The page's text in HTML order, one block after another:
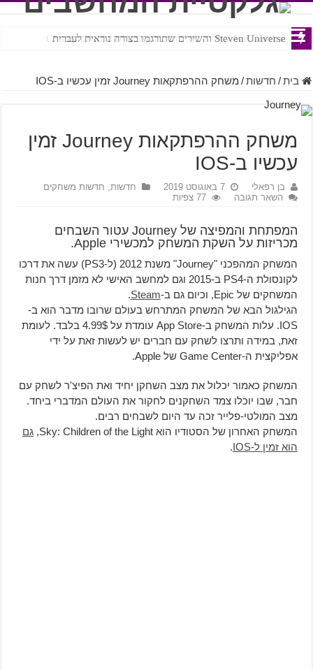
Ace Combat בחלל? לא, יותר מזה. ביקורת המשחק Chorus
Steven Universe והשירים שתורגמו בצורה נוראית לעברית
בית / חדשות / משחק ההרפתקאות Journey זמין עכשיו ב-IOS
משחק ההרפתקאות Journey זמין
עכשיו ב-IOS
בן רפאלי 7 באוגוסט 2019 חדשות, חדשות משחקים
השאר תגובה
77 צפיות
המפתחת והמפיצה של Journey עטור השבחים
מכריזות על השקת המשחק למכשירי Apple.
המשחק המהפכני "Journey" משנת 2012 (ל-PS3) עשה את דרכו
לקונסולת ה-PS4 ב-2015 וגם למחשב האישי לא מזמן דרך חנות
המשחקים של Epic, וכיום גם ב-
Steam
.
הגילגול הבא של המשחק המתרחש בעולם שרובו מדבר הוא ב-
IOS. עלות המשחק ב-App Store עומדת על 4.99$ בלבד. לעומת
זאת, במידה ותרצו לשחק עם חברים יש לעשות זאת על ידי
אפליקצית ה-Game Center של Apple.
המשחק כאמור יכלול את מצב השחקן יחיד ואת הפיצ'ר לשחק עם
חבר, שבו יוכלו צמד השחקנים לחקור את העולם המדברי ביחד.
מצב המולטי-פלייר זכה עד היום לשבחים רבים.
המשחק האחרון של הסטודיו הוא Sky: Children of the Light,
גם
הוא זמין ל-IOS
.